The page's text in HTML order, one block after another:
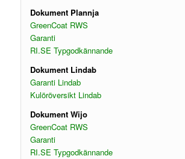
Dokument Plannja
GreenCoat RWS
Garanti
RI.SE Typgodkännande
Dokument Lindab
Garanti Lindab
Kulöröversikt Lindab
Dokument Wijo
GreenCoat RWS
Garanti
RI.SE Typgodkännande